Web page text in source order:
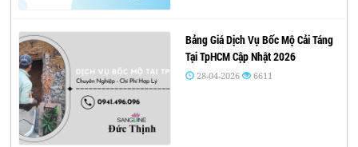
Bảng Giá Dịch Vụ Bốc Mộ Cải Táng
Tại TpHCM Cập Nhật 2026
28-04-2026 6611